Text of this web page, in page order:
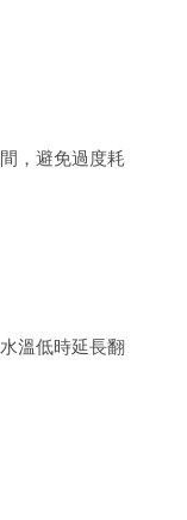
，避免過度耗
溫低時延長翻